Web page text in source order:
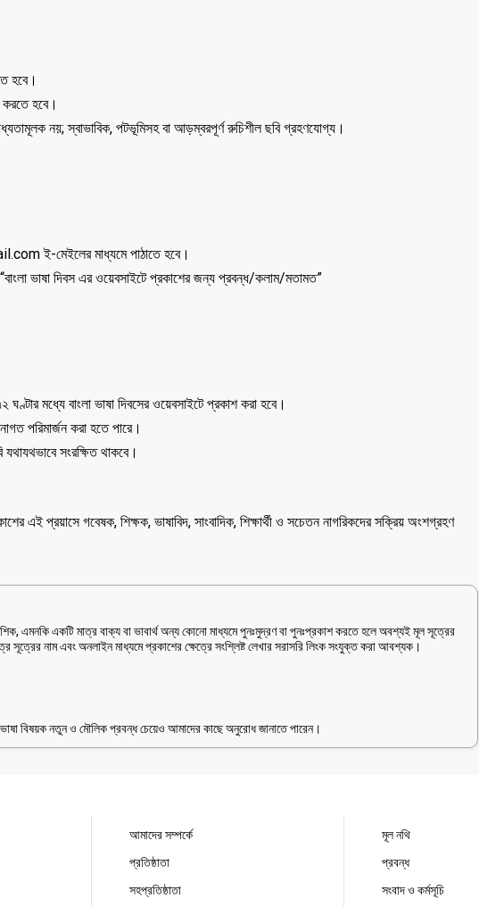
হবে।
হবে।
নয়; স্বাভাবিক, পটভূমিসহ বা আড়ম্বরপূর্ণ রুচিশীল ছবি গ্রহণযোগ্য।
ই-মেইলের মাধ্যমে পাঠাতে হবে।
ভাষা দিবস এর ওয়েবসাইটে প্রকাশের জন্য প্রবন্ধ/কলাম/মতামত”
মধ্যে বাংলা ভাষা দিবসের ওয়েবসাইটে প্রকাশ করা হবে।
পরিমার্জন করা হতে পারে।
সংরক্ষিত থাকবে।
এই প্রয়াসে গবেষক, শিক্ষক, ভাষাবিদ, সাংবাদিক, শিক্ষার্থী ও সচেতন নাগরিকদের সক্রিয় অংশগ্রহণ
এমনকি একটি মাত্র বাক্য বা ভাবার্থ অন্য কোনো মাধ্যমে পুনঃমুদ্রণ বা পুনঃপ্রকাশ করতে হলে অবশ্যই মূল সূত্রের
সূত্রের নাম এবং অনলাইন মাধ্যমে প্রকাশের ক্ষেত্রে সংশ্লিষ্ট লেখার সরাসরি লিংক সংযুক্ত করা আবশ্যক।
বিষয়ক নতুন ও মৌলিক প্রবন্ধ চেয়েও আমাদের কাছে অনুরোধ জানাতে পারেন।
আমাদের সম্পর্কে
প্রতিষ্ঠাতা
সহপ্রতিষ্ঠাতা
মূল নথি
প্রবন্ধ
সংবাদ ও কর্মসূচি